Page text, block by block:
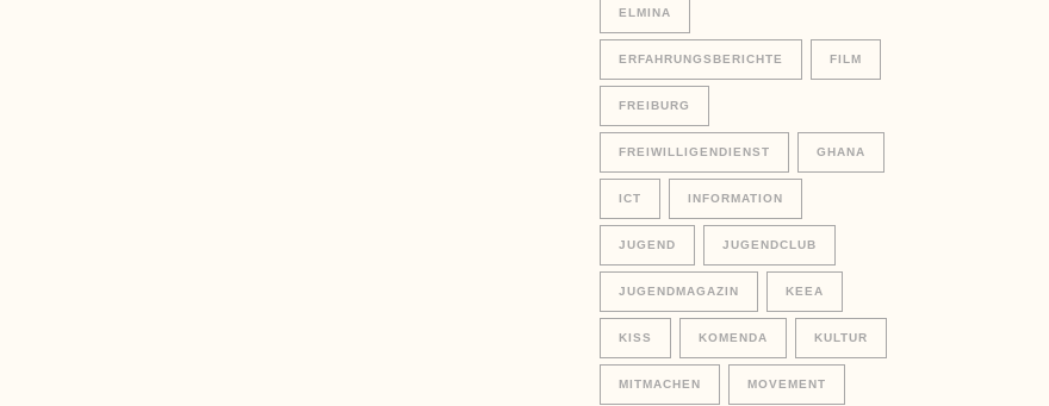
ELMINA
ERFAHRUNGSBERICHTE FILM
FREIBURG
FREIWILLIGENDIENST GHANA
ICT INFORMATION
JUGEND JUGENDCLUB
JUGENDMAGAZIN KEEA
KISS KOMENDA KULTUR
MITMACHEN MOVEMENT